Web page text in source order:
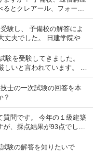
とクレアール、フォーサ
々出てきて...
験し、 予備校の解答によ
夫でした。 日建学院やX
ると言われ...
験を受験してきました。
いと言われています。 製
？ ちな...
士の一次試験の回答を本
？
質問です。 今年の１級建築
が、採点結果が93点でし
準点は N...
験の解答を知りたいで